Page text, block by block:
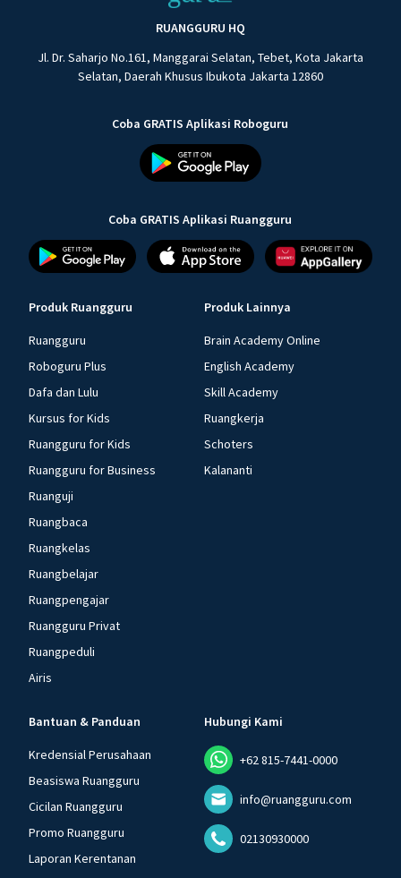
RUANGGURU HQ
Jl. Dr. Saharjo No.161, Manggarai Selatan, Tebet, Kota Jakarta
Selatan, Daerah Khusus Ibukota Jakarta 12860
Coba GRATIS Aplikasi Roboguru
Coba GRATIS Aplikasi Ruangguru
Produk Ruangguru
Ruangguru
Roboguru Plus
Dafa dan Lulu
Kursus for Kids
Ruangguru for Kids
Ruangguru for Business
Ruanguji
Ruangbaca
Ruangkelas
Ruangbelajar
Ruangpengajar
Ruangguru Privat
Ruangpeduli
Airis
Produk Lainnya
Brain Academy Online
English Academy
Skill Academy
Ruangkerja
Schoters
Kalananti
Bantuan & Panduan
Kredensial Perusahaan
Beasiswa Ruangguru
Cicilan Ruangguru
Promo Ruangguru
Laporan Kerentanan
Hubungi Kami
+62 815-7441-0000
info@ruangguru.com
02130930000